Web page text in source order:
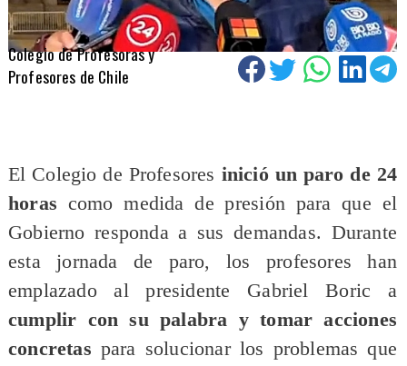
Colegio de Profesoras y
Profesores de Chile
El Colegio de Profesores inició un paro de 24
horas como medida de presión para que el
Gobierno responda a sus demandas. Durante
esta jornada de paro, los profesores han
emplazado al presidente Gabriel Boric a
cumplir con su palabra y tomar acciones
concretas para solucionar los problemas que